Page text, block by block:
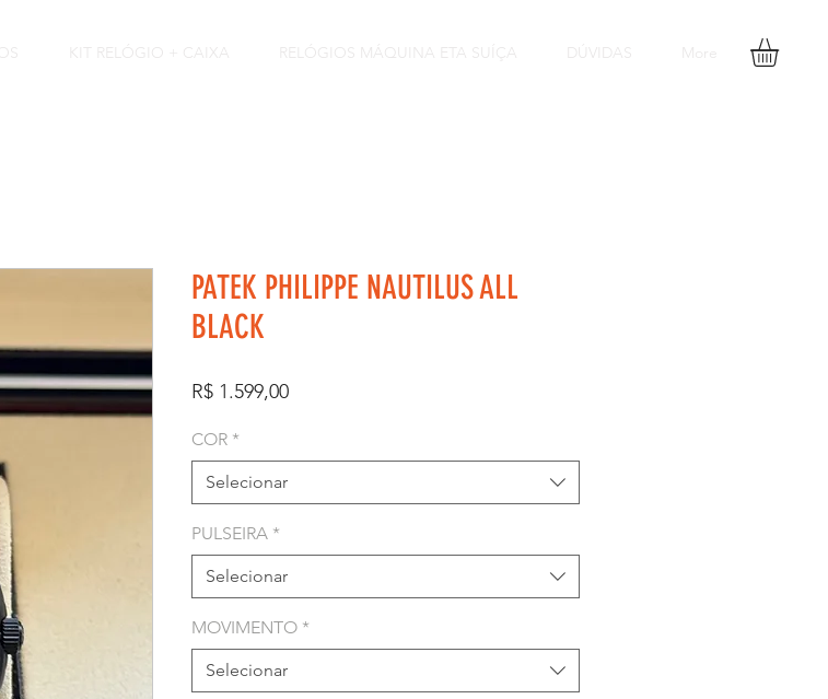
KIT RELÓGIO + CAIXA RELÓGIOS MÁQUINA ETA SUÍÇA More
PATEK PHILIPPE NAUTILUS ALL
BLACK
R$ 1.599,00Preço
COR *
Selecionar
PULSEIRA *
Selecionar
MOVIMENTO *
Selecionar